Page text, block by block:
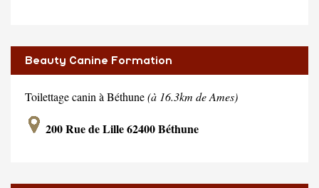
Beauty Canine Formation
Toilettage canin à Béthune(à 16.3km de Ames)
200 Rue de Lille 62400 Béthune